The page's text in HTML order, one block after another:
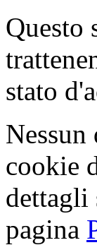
Questo
stato
cookie
dettagli
pagina